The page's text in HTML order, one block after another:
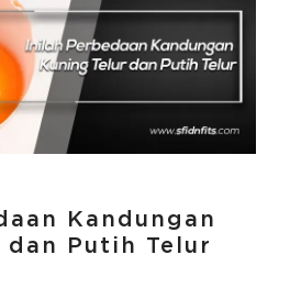
Kandungan
dan Putih Telur